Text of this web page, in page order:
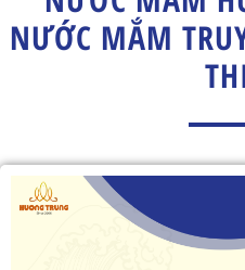
NƯỚC MẮM